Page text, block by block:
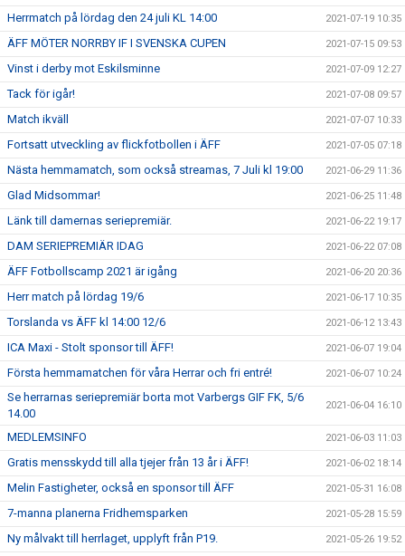
Herrmatch på lördag den 24 juli KL 14:00 2021-07-19 10:35
ÄFF MÖTER NORRBY IF I SVENSKA CUPEN 2021-07-15 09:53
Vinst i derby mot Eskilsminne 2021-07-09 12:27
Tack för igår! 2021-07-08 09:57
Match ikväll 2021-07-07 10:33
Fortsatt utveckling av flickfotbollen i ÄFF 2021-07-05 07:18
Nästa hemmamatch, som också streamas, 7 Juli kl 19:00 2021-06-29 11:36
Glad Midsommar! 2021-06-25 11:48
Länk till damernas seriepremiär. 2021-06-22 19:17
DAM SERIEPREMIÄR IDAG 2021-06-22 07:08
ÄFF Fotbollscamp 2021 är igång 2021-06-20 20:36
Herr match på lördag 19/6 2021-06-17 10:35
Torslanda vs ÄFF kl 14:00 12/6 2021-06-12 13:43
ICA Maxi - Stolt sponsor till ÄFF! 2021-06-07 19:04
Första hemmamatchen för våra Herrar och fri entré! 2021-06-07 10:24
Se herrarnas seriepremiär borta mot Varbergs GIF FK, 5/6
14.00
2021-06-04 16:10
MEDLEMSINFO 2021-06-03 11:03
Gratis mensskydd till alla tjejer från 13 år i ÄFF! 2021-06-02 18:14
Melin Fastigheter, också en sponsor till ÄFF 2021-05-31 16:08
7-manna planerna Fridhemsparken 2021-05-28 15:59
Ny målvakt till herrlaget, upplyft från P19. 2021-05-26 19:52